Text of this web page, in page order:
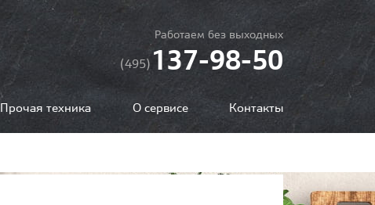
Работаем без выходных
(495)137-98-50
Прочая техника О сервисе Контакты